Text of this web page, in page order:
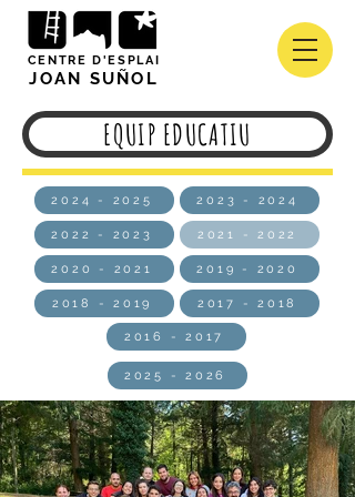
CENTRE D'ESPLAI
JOAN SUÑOL
EQUIP EDUCATIU
2024 - 2025 2023 - 2024
2022 - 2023 2021 - 2022
2020 - 2021 2019 - 2020
2018 - 2019 2017 - 2018
2016 - 2017
2025 - 2026